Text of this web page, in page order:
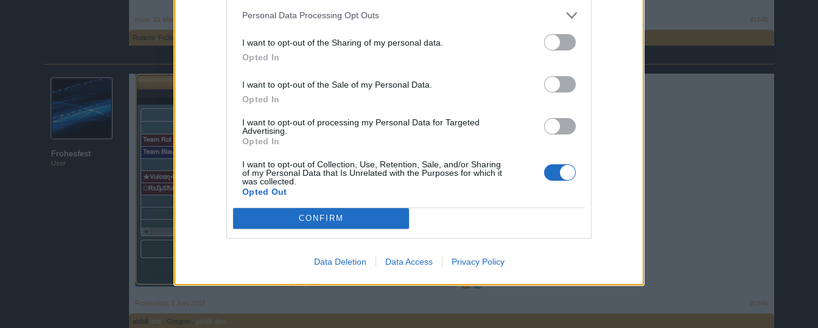
Personal Data Processing Opt Outs
I want to opt-out of the Sharing of my personal data.
Opted In
I want to opt-out of the Sale of my Personal Data.
Opted In
I want to opt-out of processing my Personal Data for Targeted
Advertising.
Opted In
I want to opt-out of Collection, Use, Retention, Sale, and/or Sharing
of my Personal Data that Is Unrelated with the Purposes for which it
was collected.
Opted Out
CONFIRM
Data Deletion Data Access Privacy Policy
noze 21 Mai 2017 #1645
Rotlicht Fri3nd$
Frohesfest
User
Frohesfest 1 Juni 2017 #1646
abfall und .-Gorgon-. gefällt dies.